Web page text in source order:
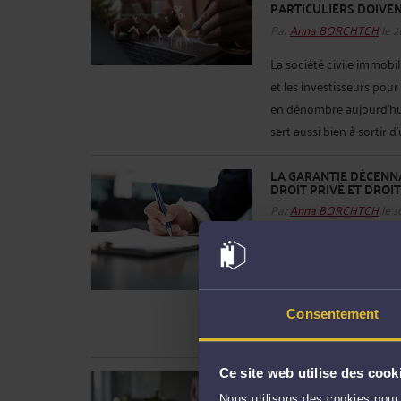
Consentement
Ce site web utilise des
PARTICULIERS
ParAnna BORCHTCHle
La société civile
et les investisseurs
en dénombre
sert aussi bien à sortir
LA GARANTIE
DROIT PRIVÉ ET
ParAnna BORCHTCHle
responsabilité,
Une question
juridique ? La ...Lire la
ACHETER UN BIEN
JURIDIQUES